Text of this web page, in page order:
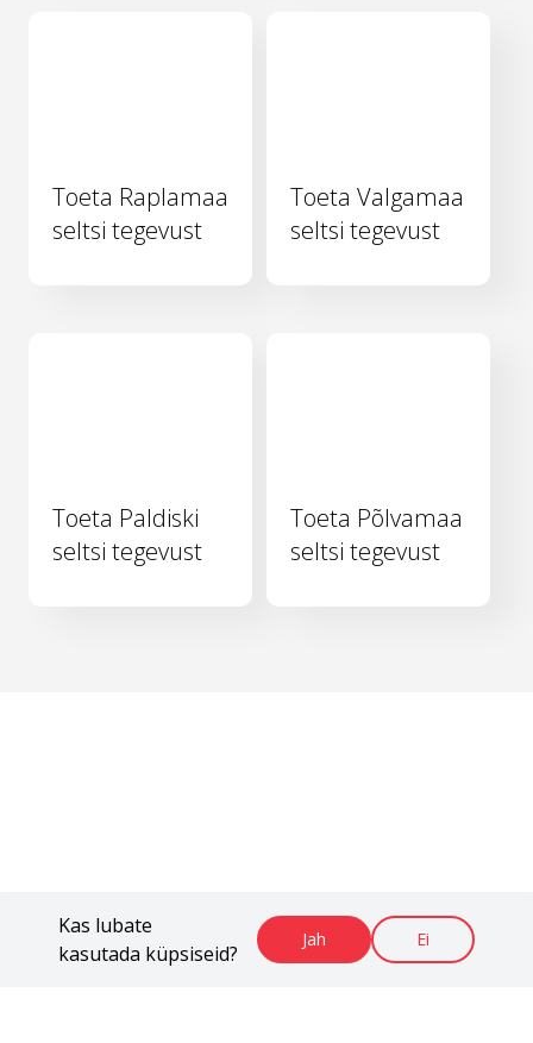
Kas lubate
kasutada küpsiseid?
Jah Ei
Toeta Raplamaa
seltsi tegevust
Toeta Valgamaa
seltsi tegevust
Toeta Paldiski
seltsi tegevust
Toeta Põlvamaa
seltsi tegevust